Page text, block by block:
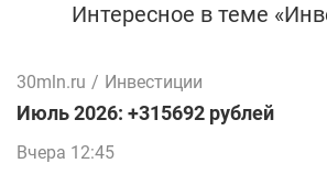
Интересное в теме
30mln.ru / Инвестиции
Июль 2026: +315692 рублей
Вчера 12:45